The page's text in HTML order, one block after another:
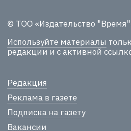
© ТОО «Издательство
Используйте материалы
редакции и с активной
Редакция
Реклама в газете
Подписка на газету
Вакансии